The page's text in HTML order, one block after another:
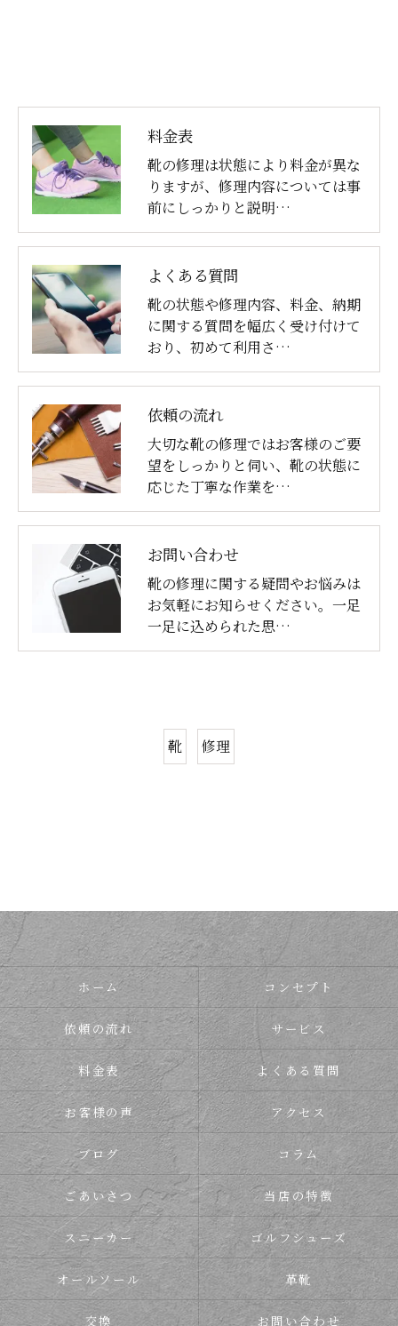
料金表
靴の修理は状態により料金が異な
りますが、修理内容については事
前にしっかりと説明…
よくある質問
靴の状態や修理内容、料金、納期
に関する質問を幅広く受け付けて
おり、初めて利用さ…
依頼の流れ
大切な靴の修理ではお客様のご要
望をしっかりと伺い、靴の状態に
応じた丁寧な作業を…
お問い合わせ
靴の修理に関する疑問やお悩みは
お気軽にお知らせください。一足
一足に込められた思…
靴 修理
ホーム コンセプト
依頼の流れ サービス
料金表 よくある質問
お客様の声 アクセス
ブログ コラム
ごあいさつ 当店の特徴
スニーカー ゴルフシューズ
オールソール 革靴
交換 お問い合わせ